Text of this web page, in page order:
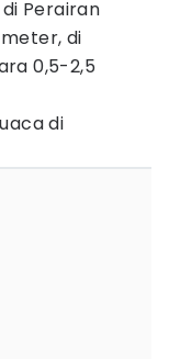
Perairan
di
0,5-2,5
di